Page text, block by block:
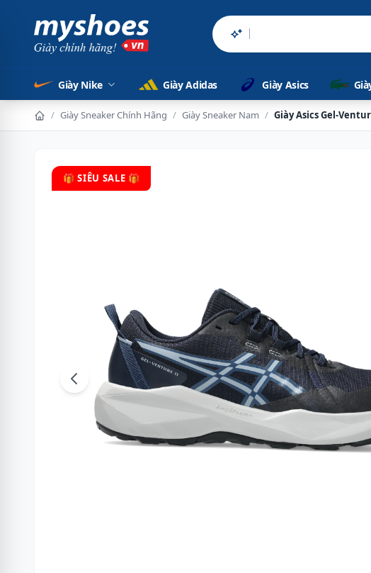
Sản phẩm chính
Giày Nike Giày Adidas Giày Asics
/ Giày Sneaker Chính Hãng / Giày Sneaker Nam / Giày Asics Gel-
🎁 SIÊU SALE 🎁